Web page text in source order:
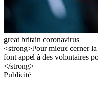
great britain coronavirus
<strong>Pour mieux cerner
font appel à des volontaires
</strong>
Publicité